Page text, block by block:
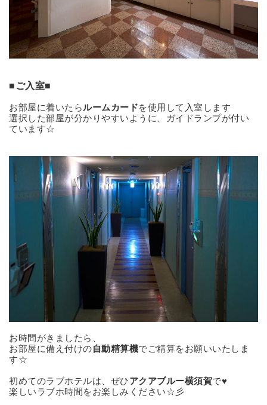
■ご入室■
お部屋に着いたらルームカードを使用して入室します
選択した部屋が分かりやすいように、ガイドランプが付い
ています☆
お時間がきましたら、
お部屋に備え付けの自動精算機でご精算をお願いいたしま
す☆
初めてのラブホテルは、ぜひアクアブルー横須賀で♥
楽しいラブホ時間をお楽しみください☆彡